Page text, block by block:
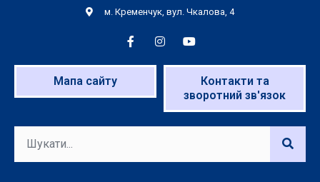
м. Кременчук, вул. Чкалова, 4
Мапа сайту
Контакти та
зворотний зв'язок